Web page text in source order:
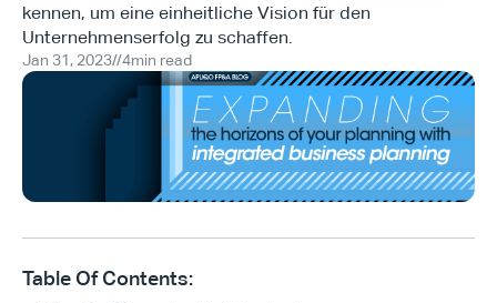
kennen, um eine einheitliche Vision für den
Unternehmenserfolg zu schaffen.
Jan 31, 2023//4min read
Table Of Contents: